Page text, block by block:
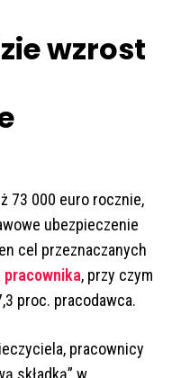
wzrost
73 000 euro rocznie,
ubezpieczenie
cel przeznaczanych
pracownika, przy czym
proc. pracodawca.
pracownicy